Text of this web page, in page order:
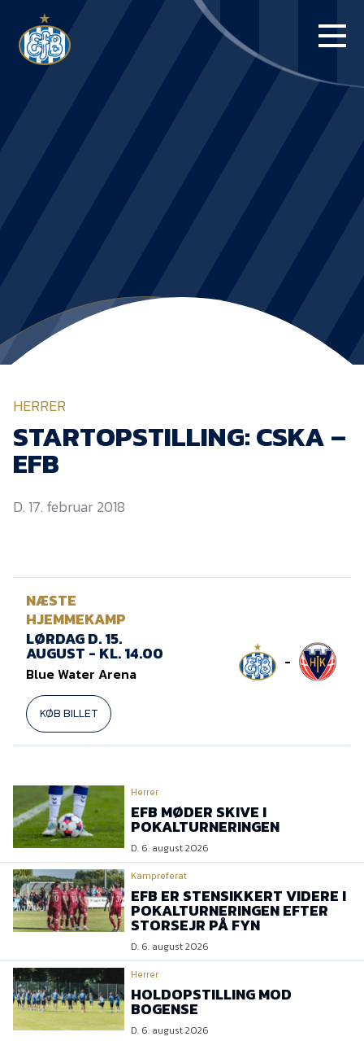
BLUE WATER
NYHEDER
EfB Akademi
Partnere
Blue Water Arena
Aktionærinformation
Kontakt
Job i EfB
Presse
HERRER
STARTOPSTILLING: CSKA –
EFB
D. 17. februar 2018
NÆSTE
HJEMMEKAMP
LØRDAG D. 15.
AUGUST - KL. 14.00
Blue Water Arena
KØB BILLET
-
Herrer
EFB MØDER SKIVE I
POKALTURNERINGEN
D. 6. august 2026
Kampreferat
EFB ER STENSIKKERT VIDERE I
POKALTURNERINGEN EFTER
STORSEJR PÅ FYN
D. 6. august 2026
Herrer
HOLDOPSTILLING MOD
BOGENSE
D. 6. august 2026